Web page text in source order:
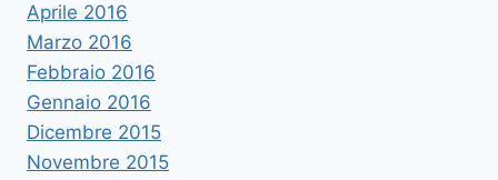
Aprile 2016
Marzo 2016
Febbraio 2016
Gennaio 2016
Dicembre 2015
Novembre 2015